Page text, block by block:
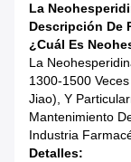
La
Descripción De
¿Cuál Es
La
1300-1500
Jiao), Y
Mantenimiento
Industria
Detalles: